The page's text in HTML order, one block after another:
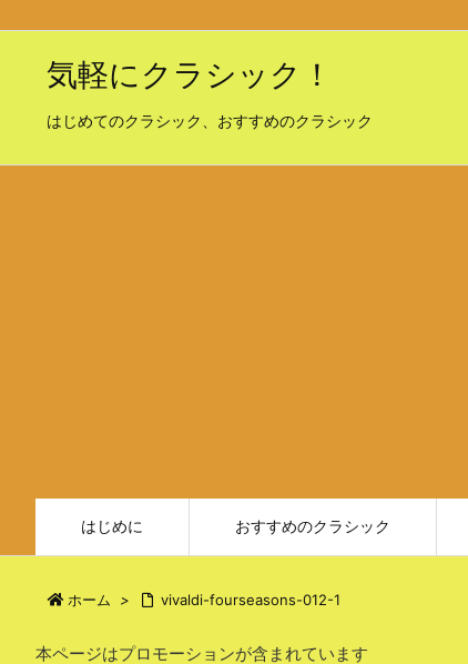
気軽にクラシック！
はじめてのクラシック、おすすめのクラシック
はじめに おすすめのクラシック
ホーム > vivaldi-fourseasons-012-1
本ページはプロモーションが含まれています